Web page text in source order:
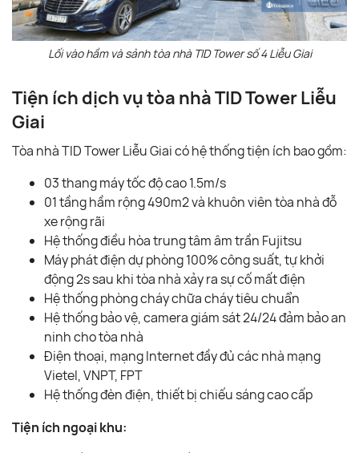
Lối vào hầm và sảnh tòa nhà TID Tower số 4 Liễu Giai
Tiện ích dịch vụ tòa nhà TID Tower Liễu
Giai
Tòa nhà TID Tower Liễu Giai có hệ thống tiện ích bao gồm:
03 thang máy tốc độ cao 1.5m/s
01 tầng hầm rộng 490m2 và khuôn viên tòa nhà đỗ
xe rộng rãi
Hệ thống điều hòa trung tâm âm trần Fujitsu
Máy phát điện dự phòng 100% công suất, tự khởi
động 2s sau khi tòa nhà xảy ra sự cố mất điện
Hệ thống phòng cháy chữa cháy tiêu chuẩn
Hệ thống bảo vệ, camera giám sát 24/24 đảm bảo an
ninh cho tòa nhà
Điện thoại, mạng Internet đầy đủ các nhà mạng
Vietel, VNPT, FPT
Hệ thống đèn điện, thiết bị chiếu sáng cao cấp
Tiện ích ngoại khu: